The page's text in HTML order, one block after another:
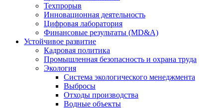
Техпрорыв
Инновационная деятельность
Цифровая лаборатория
Финансовые результаты (MD&A)
Устойчивое развитие
Кадровая политика
Промышленная безопасность и охрана труда
Экология
Система экологического менеджмента
Выбросы
Отходы производства
Водные объекты